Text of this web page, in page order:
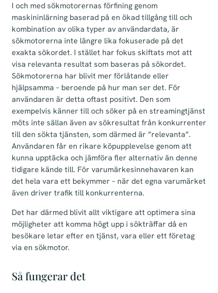
I och med sökmotorernas förfining genom
maskininlärning baserad på en ökad tillgång till och
kombination av olika typer av användardata, är
sökmotorerna inte längre lika fokuserade på det
exakta sökordet. I stället har fokus skiftats mot att
visa relevanta resultat som baseras på sökordet.
Sökmotorerna har blivit mer förlåtande eller
hjälpsamma – beroende på hur man ser det. För
användaren är detta oftast positivt. Den som
exempelvis känner till och söker på en streamingtjänst
möts inte sällan även av sökresultat från konkurrenter
till den sökta tjänsten, som därmed är ”relevanta”.
Användaren får en rikare köpupplevelse genom att
kunna upptäcka och jämföra fler alternativ än denne
tidigare kände till. För varumärkesinnehavaren kan
det hela vara ett bekymmer – när det egna varumärket
även driver trafik till konkurrenterna.
Det har därmed blivit allt viktigare att optimera sina
möjligheter att komma högt upp i sökträffar då en
besökare letar efter en tjänst, vara eller ett företag
via en sökmotor.
Så fungerar det